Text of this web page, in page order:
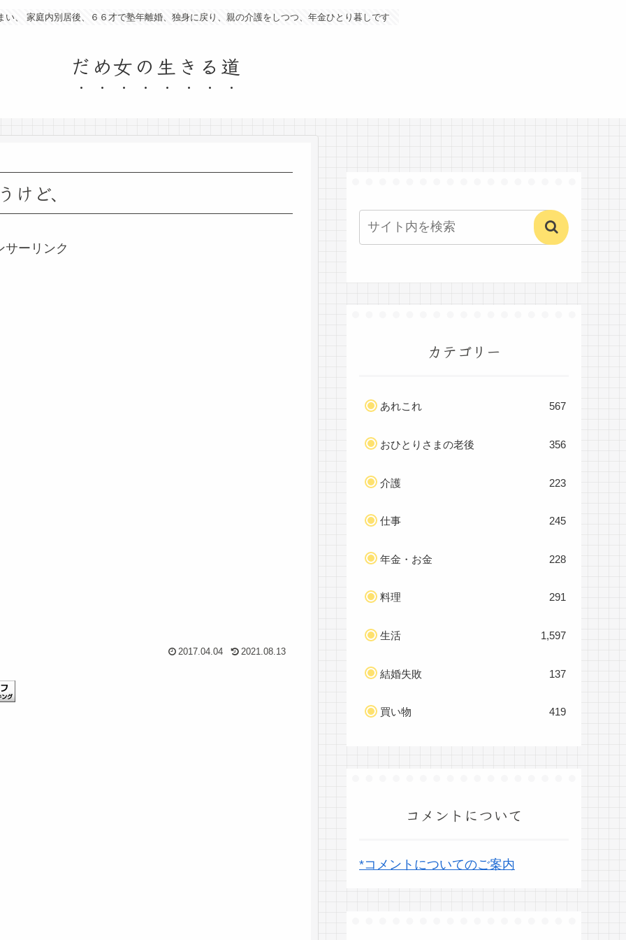
い、 家庭内別居後、６６才で塾年離婚、独身に戻り、親の介護をしつつ、年金ひとり暮しです
だめ女の生きる道
ど、
サーリンク
2017.04.04 2021.08.13
カテゴリー
あれこれ 567
おひとりさまの老後 356
介護 223
仕事 245
年金・お金 228
料理 291
生活 1,597
結婚失敗 137
買い物 419
コメントについて
*コメントについてのご案内